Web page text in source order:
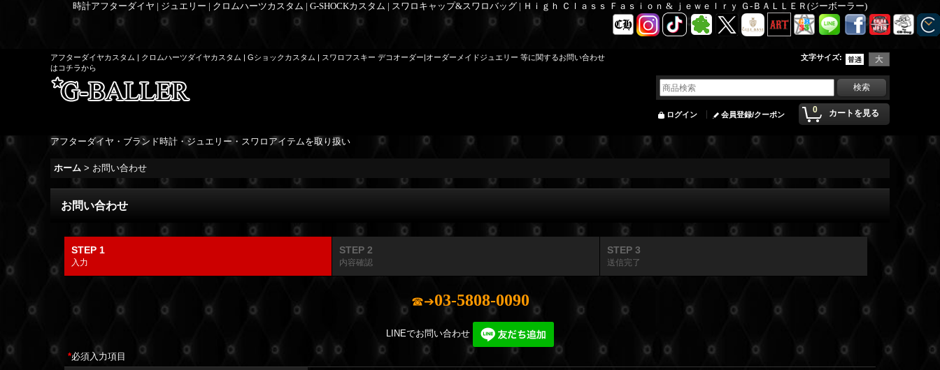
時計アフターダイヤ | ジュエリー | クロムハーツカスタム | G-SHOCKカスタム | スワロキャップ&スワロバッグ | Ｈｉｇｈ Ｃｌａｓｓ Ｆａｓｉｏｎ & ｊｅｗｅｌｒｙ Ｇ-ＢＡＬＬＥＲ(ジーボーラー)
アフターダイヤカスタム | クロムハーツダイヤカスタム | Gショックカスタム | スワロフスキー デコオーダー|オーダーメイドジュエリー 等に関するお問い合わせ
はコチラから
文字サイズ:
0 カートを見る
ログイン 会員登録/クーポン
アフターダイヤ・ブランド時計・ジュエリー・スワロアイテムを取り扱い
ホーム > お問い合わせ
お問い合わせ
STEP 1
入力
STEP 2
内容確認
STEP 3
送信完了
☎➔03-5808-0090
LINEでお問い合わせ
*必須入力項目